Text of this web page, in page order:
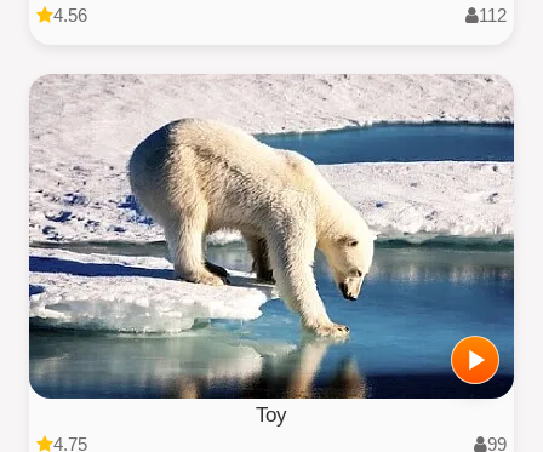
4.56 112
Toy
4.75 99